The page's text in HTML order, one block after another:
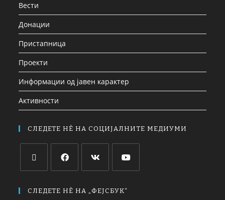
Вести
Донации
Пристапница
Проекти
Информации од јавен карактер
Активности
СЛЕДЕТЕ НЀ НА СОЦИЈАЛНИТЕ МЕДИУМИ
СЛЕДЕТЕ НЀ НА „ФЕЈСБУК“